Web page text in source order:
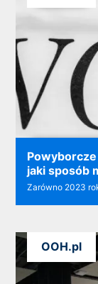
jaki sposób
Zarówno 2023
OOH.pl